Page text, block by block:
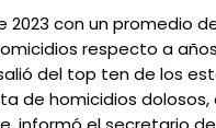
2023 con un promedio
respecto a
del top ten de los
de homicidios dolosos,